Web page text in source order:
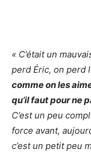
« C’était un
perd Éric, on perd
comme on les
qu’il faut pour ne
C’est un peu
force avant,
c’est un petit peu